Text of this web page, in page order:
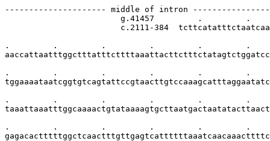
--------------------- middle of intron
g.41457         .         .
c.2111-384
.         .         .         .         .         .
.         .         .         .         .         .
.         .         .         .         .         .
.         .         .         .         .         .